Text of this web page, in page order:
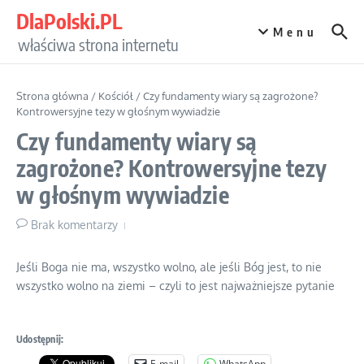
DlaPolski.PL
właściwa strona internetu
Menu
Strona główna / Kościół /Czy fundamenty wiary są zagrożone?
Kontrowersyjne tezy w głośnym wywiadzie
Czy fundamenty wiary są
zagrożone? Kontrowersyjne tezy
w głośnym wywiadzie
Brak komentarzy
Jeśli Boga nie ma, wszystko wolno, ale jeśli Bóg jest, to nie
wszystko wolno na ziemi – czyli to jest najważniejsze pytanie
Udostępnij: